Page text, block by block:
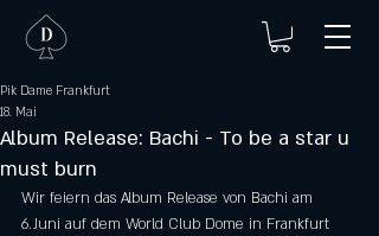
Album Release: Bachi - To be a star u
must burn
Pik Dame Frankfurt
18. Mai
Wir feiern das Album Release von Bachi am
6.Juni auf dem World Club Dome in Frankfurt